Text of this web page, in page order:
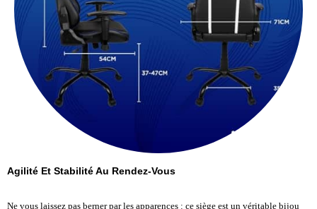
Agilité Et Stabilité Au Rendez-Vous
Ne vous laissez pas berner par les apparences : ce siège est un véritable bijou